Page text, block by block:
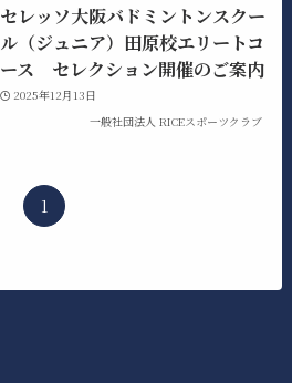
セレッソ大阪バドミントンスクー
ル（ジュニア）田原校エリートコ
ース セレクション開催のご案内
2025年12月13日
一般社団法人 RICEスポーツクラブ
1